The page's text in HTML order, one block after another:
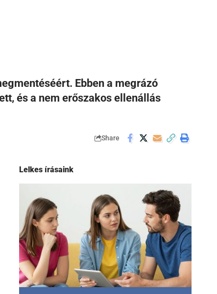
Ebben a megrázó
és a nem erőszakos ellenállás
Share
Lelkes írásaink